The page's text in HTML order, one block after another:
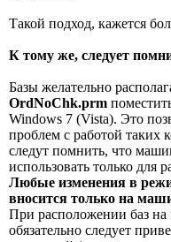
Такой подход, кажется
К тому же, следует
Базы желательно
OrdNoChk.prm
Windows 7 (Vista). Это
проблем с работой таких
следут помнить, что
использовать только
Любые изменения в
вносится только на
При расположении баз
обязательно следует